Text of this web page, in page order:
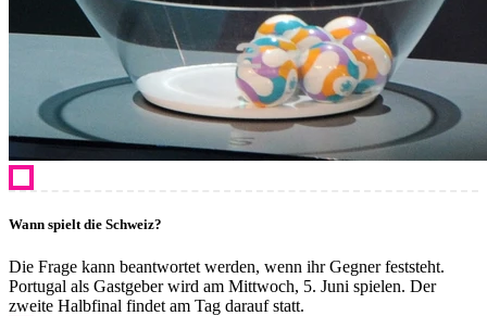
Wann spielt die Schweiz?
Die Frage kann beantwortet werden, wenn ihr Gegner feststeht.
Portugal als Gastgeber wird am Mittwoch, 5. Juni spielen. Der
zweite Halbfinal findet am Tag darauf statt.